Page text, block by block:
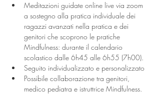
Meditazioni guidate online live via zoom
a sostegno alla pratica individuale dei
ragazzi avanzati nella pratica e dei
genitori che scoprono le pratiche
Mindfulness: durante il calendario
scolastico dalle 6h45 alle 6h55 (7h00).
Seguito individualizzato e personalizzato
Possibile collaborazione tra genitori,
medico pediatra e istruttrice Mindfulness.